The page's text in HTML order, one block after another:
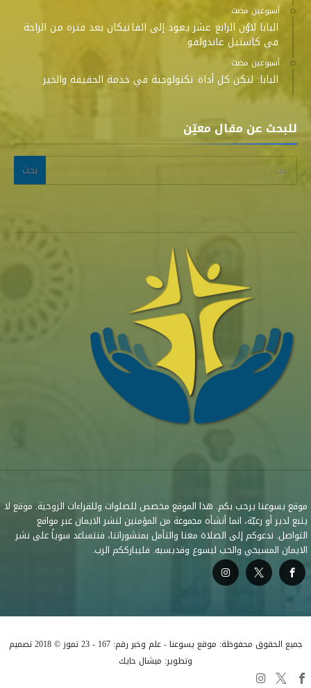
‫‫‫‏‫أسبوعين مضت‬
البابا لاوُن الرابع عشر يعود إلى الفاتيكان بعد فترة من الراحة
في كاستيل غاندولفو
‫‫‫‏‫أسبوعين مضت‬
البابا: لتكن كل أداة تكنولوجية في خدمة الحقيقة والخير
للبحث عن مقال معيّن
البحث عن:
موقع يسوعنا يرحب بكم. هذا الموقع مخصص للصلوات وللقراءات الروحية. موقع لا
يتبع لدير أو رعيّة، انما أنشأه مجموعة من المؤمنين لنشر الايمان عبر مواقع
التواصل. ندعوكم إلى الصلاة معنا والتأمل بمنشوراتنا، فنتساعد سوياً على نشر
الايمان المسيحي والحب ليسوع وقديسيه. فليبارككم الرب.
جميع الحقوق محفوظة: موقع يسوعنا - علم وخبر رقم: 167 - 23 تموز © 2018 تصميم
وتطوير: ميشال حايك